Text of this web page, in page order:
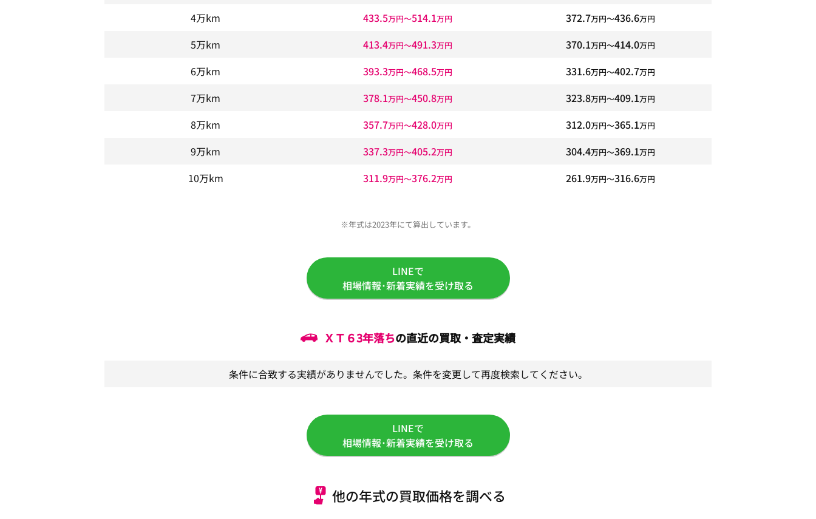
4万km 433.5万円〜514.1万円 372.7万円〜436.6万円
5万km 413.4万円〜491.3万円 370.1万円〜414.0万円
6万km 393.3万円〜468.5万円 331.6万円〜402.7万円
7万km 378.1万円〜450.8万円 323.8万円〜409.1万円
8万km 357.7万円〜428.0万円 312.0万円〜365.1万円
9万km 337.3万円〜405.2万円 304.4万円〜369.1万円
10万km 311.9万円〜376.2万円 261.9万円〜316.6万円
※年式は2023年にて算出しています。
LINEで
相場情報･新着実績を受け取る
ＸＴ６3年落ちの直近の買取・査定実績
条件に合致する実績がありませんでした。条件を変更して再度検索してください。
LINEで
相場情報･新着実績を受け取る
他の年式の買取価格を調べる